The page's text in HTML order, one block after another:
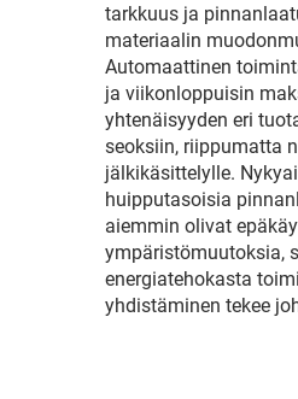
tarkkuus ja
materiaalin
Automaattinen
ja viikonloppuisin
yhtenäisyyden eri
seoksiin, riippumatta
jälkikäsittelylle.
huipputasoisia
aiemmin olivat
ympäristömuutoksia,
energiatehokasta
yhdistäminen tekee